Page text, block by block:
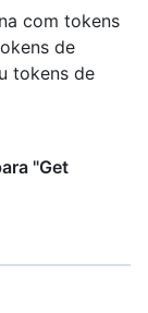
com tokens
de
tokens de
"Get